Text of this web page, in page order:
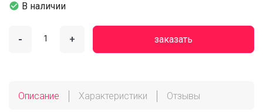
 В наличии
- + заказать
Описание Характеристики Отзывы